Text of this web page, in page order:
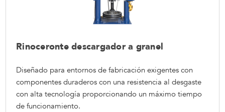
Rinoceronte descargador a granel
Diseñado para entornos de fabricación exigentes con
componentes duraderos con una resistencia al desgaste
con alta tecnología proporcionando un máximo tiempo
de funcionamiento.